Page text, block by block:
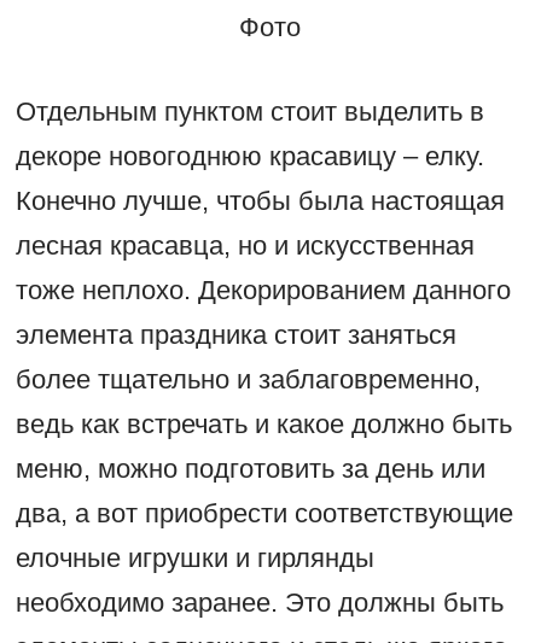
Фото
Отдельным пунктом стоит выделить в
декоре новогоднюю красавицу – елку.
Конечно лучше, чтобы была настоящая
лесная красавца, но и искусственная
тоже неплохо. Декорированием данного
элемента праздника стоит заняться
более тщательно и заблаговременно,
ведь как встречать и какое должно быть
меню, можно подготовить за день или
два, а вот приобрести соответствующие
елочные игрушки и гирлянды
необходимо заранее. Это должны быть